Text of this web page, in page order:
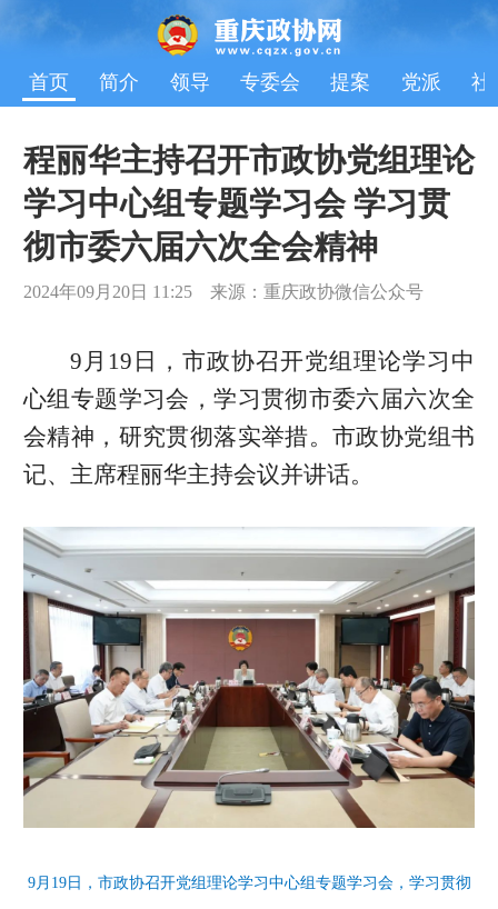
首页 简介 领导 专委会 提案 党派 社
程丽华主持召开市政协党组理论
学习中心组专题学习会 学习贯
彻市委六届六次全会精神
2024年09月20日 11:25 来源：重庆政协微信公众号
9月19日，市政协召开党组理论学习中
心组专题学习会，学习贯彻市委六届六次全
会精神，研究贯彻落实举措。市政协党组书
记、主席程丽华主持会议并讲话。
9月19日，市政协召开党组理论学习中心组专题学习会，学习贯彻